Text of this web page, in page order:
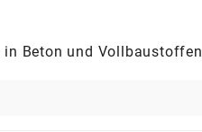
Beton und Vollbaustoffen